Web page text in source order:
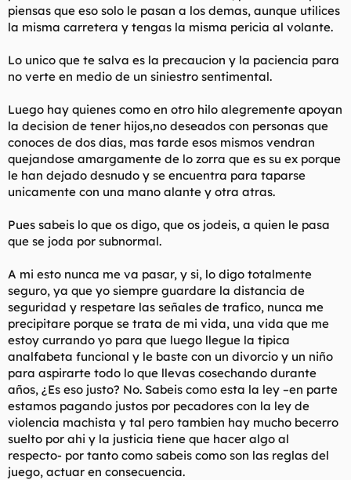
THIS COULD HAPPEN TO
YOU!!!!!!!!
piensas que eso solo le pasan a los demas, aunque utilices
la misma carretera y tengas la misma pericia al volante.
Lo unico que te salva es la precaucion y la paciencia para
no verte en medio de un siniestro sentimental.
Luego hay quienes como en otro hilo alegremente apoyan
la decision de tener hijos,no deseados con personas que
conoces de dos dias, mas tarde esos mismos vendran
quejandose amargamente de lo zorra que es su ex porque
le han dejado desnudo y se encuentra para taparse
unicamente con una mano alante y otra atras.
Pues sabeis lo que os digo, que os jodeis, a quien le pasa
que se joda por subnormal.
A mi esto nunca me va pasar, y si, lo digo totalmente
seguro, ya que yo siempre guardare la distancia de
seguridad y respetare las señales de trafico, nunca me
precipitare porque se trata de mi vida, una vida que me
estoy currando yo para que luego llegue la tipica
analfabeta funcional y le baste con un divorcio y un niño
para aspirarte todo lo que llevas cosechando durante
años, ¿Es eso justo? No. Sabeis como esta la ley –en parte
estamos pagando justos por pecadores con la ley de
violencia machista y tal pero tambien hay mucho becerro
suelto por ahi y la justicia tiene que hacer algo al
respecto- por tanto como sabeis como son las reglas del
juego, actuar en consecuencia.